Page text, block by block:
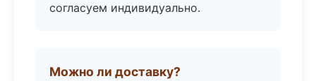
согласуем индивидуально.
Можно ли доставку?